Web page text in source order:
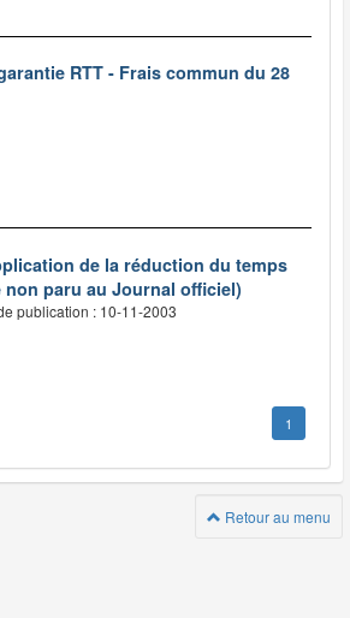
RTT - Frais commun du 28
de la réduction du temps
paru au Journal officiel)
publication : 10-11-2003
1
Retour au menu